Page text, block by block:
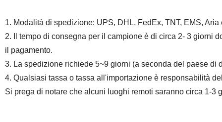
1. Modalità di spedizione: UPS, DHL, FedEx, TNT, EMS, Aria
2. Il tempo di consegna per il campione è di circa 2- 3 giorni
il pagamento.
3. La spedizione richiede 5~9 giorni (a seconda del paese di
4. Qualsiasi tassa o tassa all'importazione è responsabilità
Si prega di notare che alcuni luoghi remoti saranno circa 1-3